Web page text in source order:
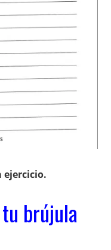
ejercicio.
brújula